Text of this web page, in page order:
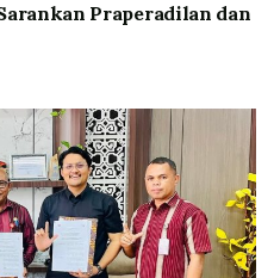
Praperadilan dan